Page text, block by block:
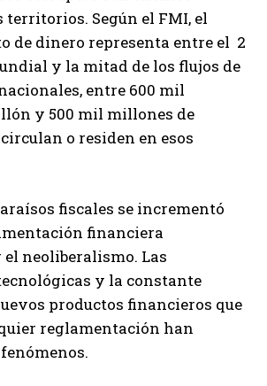
territorios. Según el FMI, el
de dinero representa entre el 2
y la mitad de los flujos de
entre 600 mil
y 500 mil millones de
o residen en esos
fiscales se incrementó
financiera
neoliberalismo. Las
y la constante
productos financieros que
reglamentación han